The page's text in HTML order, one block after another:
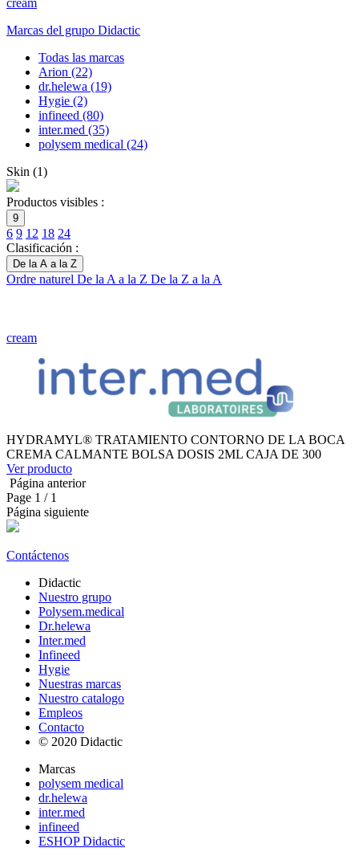
Marcas del grupo Didactic
Todas las marcas
Arion (22)
dr.helewa (19)
Hygie (2)
infineed (80)
inter.med (35)
polysem medical (24)
Skin (1)
Productos visibles :
9
6 9 12 18 24
Clasificación :
De la A a la Z
Ordre naturel De la A a la Z De la Z a la A
cream
HYDRAMYL® TRATAMIENTO CONTORNO DE LA BOCA
CREMA CALMANTE BOLSA DOSIS 2ML CAJA DE 300
Ver producto
Página anterior
Page 1 / 1
Página siguiente
Contáctenos
Didactic
Nuestro grupo
Polysem.medical
Dr.helewa
Inter.med
Infineed
Hygie
Nuestras marcas
Nuestro catalogo
Empleos
Contacto
© 2020 Didactic
Marcas
polysem medical
dr.helewa
inter.med
infineed
ESHOP Didactic